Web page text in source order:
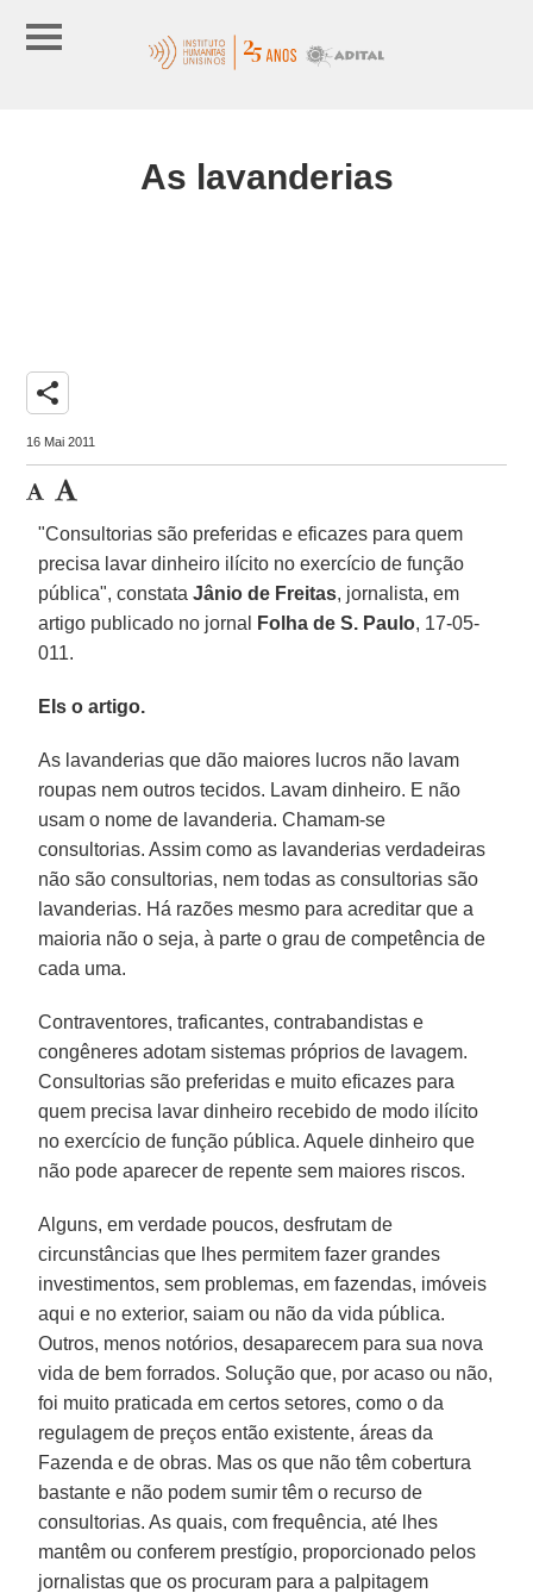
As lavanderias
share
16 Mai 2011
"Consultorias são preferidas e eficazes para quem
precisa lavar dinheiro ilícito no exercício de função
pública", constataJânio de Freitas, jornalista, em
artigo publicado no jornal
Folha de S. Paulo, 17-05-
011.
EIs o artigo.
As lavanderias que dão maiores lucros não lavam
roupas nem outros tecidos. Lavam dinheiro. E não
usam o nome de lavanderia. Chamam-se
consultorias. Assim como as lavanderias verdadeiras
não são consultorias, nem todas as consultorias são
lavanderias. Há razões mesmo para acreditar que a
maioria não o seja, à parte o grau de competência de
cada uma.
Contraventores, traficantes, contrabandistas e
congêneres adotam sistemas próprios de lavagem.
Consultorias são preferidas e muito eficazes para
quem precisa lavar dinheiro recebido de modo ilícito
no exercício de função pública. Aquele dinheiro que
não pode aparecer de repente sem maiores riscos.
Alguns, em verdade poucos, desfrutam de
circunstâncias que lhes permitem fazer grandes
investimentos, sem problemas, em fazendas, imóveis
aqui e no exterior, saiam ou não da vida pública.
Outros, menos notórios, desaparecem para sua nova
vida de bem forrados. Solução que, por acaso ou não,
foi muito praticada em certos setores, como o da
regulagem de preços então existente, áreas da
Fazenda e de obras. Mas os que não têm cobertura
bastante e não podem sumir têm o recurso de
consultorias. As quais, com frequência, até lhes
mantêm ou conferem prestígio, proporcionado pelos
jornalistas que os procuram para a palpitagem